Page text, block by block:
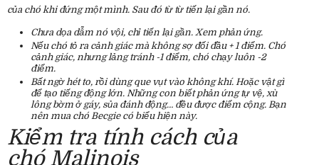
của chó khi đứng một mình. Sau đó từ từ tiến lại gần nó.
Chưa dọa dẫm nó vội, chỉ tiến lại gần. Xem phản ứng.
Nếu chó tỏ ra cảnh giác mà không sợ đối đầu + 1 điểm. Chó
cảnh giác, nhưng lảng tránh -1 điểm, chó chạy luôn -2
điểm.
Bất ngờ hét to, rồi dùng que vụt vào không khí. Hoặc vật gì
để tạo tiếng động lớn. Những con biết phản ứng tự vệ, xù
lông bờm ở gáy, sủa đánh động… đều được điểm cộng. Bạn
nên mua chó Becgie có biểu hiện này.
Kiểm tra tính cách của
chó Malinois